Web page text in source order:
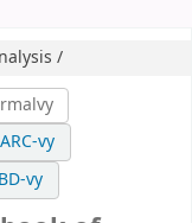
/
vy
vy